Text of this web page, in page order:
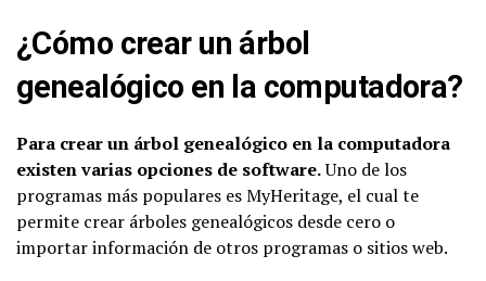
¿Cómo crear un árbol
genealógico en la computadora?
Para crear un árbol genealógico en la computadora
existen varias opciones de software.Uno de los
programas más populares es MyHeritage, el cual te
permite crear árboles genealógicos desde cero o
importar información de otros programas o sitios web.